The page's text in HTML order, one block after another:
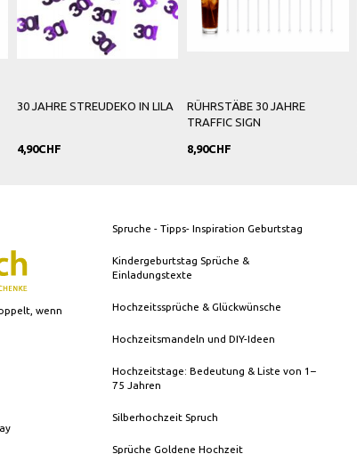
30 JAHRE STREUDEKO IN LILA
4,90CHF
RÜHRSTÄBE 30 JAHRE
TRAFFIC SIGN
8,90CHF
wenn
Spruche - Tipps- Inspiration Geburtstag
Kindergeburtstag Sprüche &
Einladungstexte
Hochzeitssprüche & Glückwünsche
Hochzeitsmandeln und DIY-Ideen
Hochzeitstage: Bedeutung & Liste von 1–
75 Jahren
Silberhochzeit Spruch
Sprüche Goldene Hochzeit